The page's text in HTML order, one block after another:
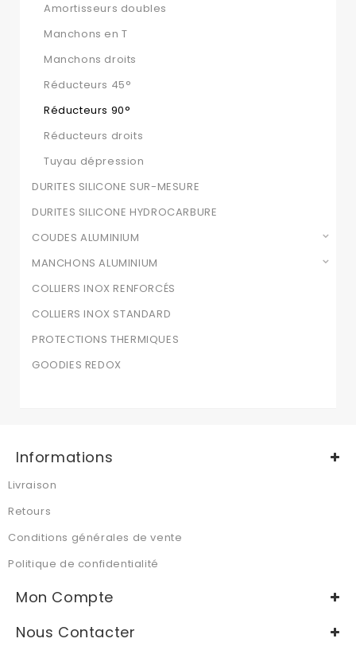
Amortisseurs doubles
Manchons en T
Manchons droits
Réducteurs 45°
Réducteurs 90°
Réducteurs droits
Tuyau dépression
DURITES SILICONE SUR-MESURE
DURITES SILICONE HYDROCARBURE
COUDES ALUMINIUM
MANCHONS ALUMINIUM
COLLIERS INOX RENFORCÉS
COLLIERS INOX STANDARD
PROTECTIONS THERMIQUES
GOODIES REDOX
Informations
Livraison
Retours
Conditions générales de vente
Politique de confidentialité
Mon Compte
Nous Contacter